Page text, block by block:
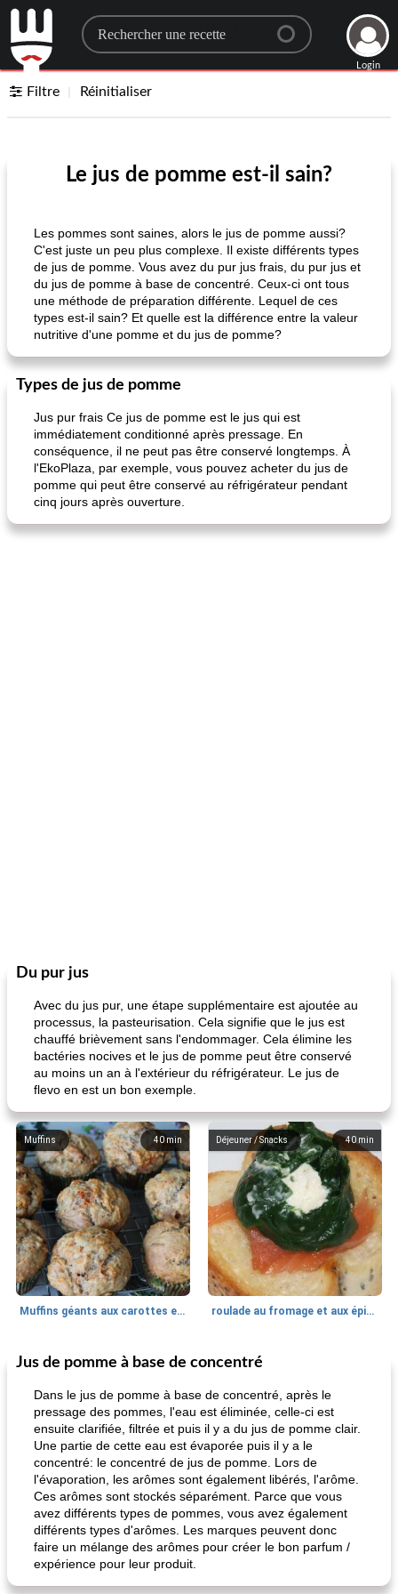
Search for a recipe
Login
Filtre Réinitialiser
Le jus de pomme est-il sain?
Les pommes sont saines, alors le jus de pomme aussi?
C'est juste un peu plus complexe. Il existe différents types
de jus de pomme. Vous avez du pur jus frais, du pur jus et
du jus de pomme à base de concentré. Ceux-ci ont tous
une méthode de préparation différente. Lequel de ces
types est-il sain? Et quelle est la différence entre la valeur
nutritive d'une pomme et du jus de pomme?
Types de jus de pomme
Jus pur frais Ce jus de pomme est le jus qui est
immédiatement conditionné après pressage. En
conséquence, il ne peut pas être conservé longtemps. À
l'EkoPlaza, par exemple, vous pouvez acheter du jus de
pomme qui peut être conservé au réfrigérateur pendant
cinq jours après ouverture.
Du pur jus
Avec du jus pur, une étape supplémentaire est ajoutée au
processus, la pasteurisation. Cela signifie que le jus est
chauffé brièvement sans l'endommager. Cela élimine les
bactéries nocives et le jus de pomme peut être conservé
au moins un an à l'extérieur du réfrigérateur. Le jus de
flevo en est un bon exemple.
40 min
Muffins
Muffins géants aux carottes et à la banane de Nif
40 min
Déjeuner / Snacks
roulade au fromage et aux épinards
30 min
Marques de confiance: recettes et
fiesta tostadas
Viande et volaille
le méga's jopp joes
Jus de pomme à base de concentré
Dans le jus de pomme à base de concentré, après le
pressage des pommes, l'eau est éliminée, celle-ci est
ensuite clarifiée, filtrée et puis il y a du jus de pomme clair.
Une partie de cette eau est évaporée puis il y a le
concentré: le concentré de jus de pomme. Lors de
l'évaporation, les arômes sont également libérés, l'arôme.
Ces arômes sont stockés séparément. Parce que vous
avez différents types de pommes, vous avez également
différents types d'arômes. Les marques peuvent donc
faire un mélange des arômes pour créer le bon parfum /
expérience pour leur produit.